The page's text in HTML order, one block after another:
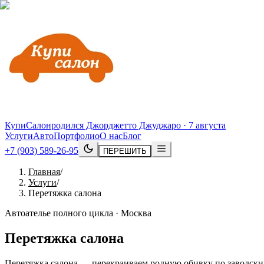
КупиСалонродился Джорджетто Джуджаро · 7 августа
УслугиАвтоПортфолиоО насБлог
+7 (903) 589-26-95
ПЕРЕШИТЬ
Главная/
Услуги/
Перетяжка салона
Автоателье полного цикла · Москва
Перетяжка салона